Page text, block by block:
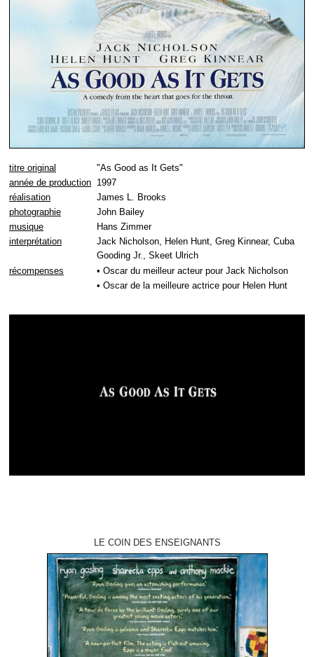
titre original
"As Good as It Gets"
année de production 1997
réalisation
James L. Brooks
photographie
John Bailey
musique
Hans Zimmer
interprétation
Jack Nicholson, Helen Hunt, Greg Kinnear, Cuba
Gooding Jr., Skeet Ulrich
récompenses
• Oscar du meilleur acteur pour Jack Nicholson
• Oscar de la meilleure actrice pour Helen Hunt
LE COIN DES ENSEIGNANTS